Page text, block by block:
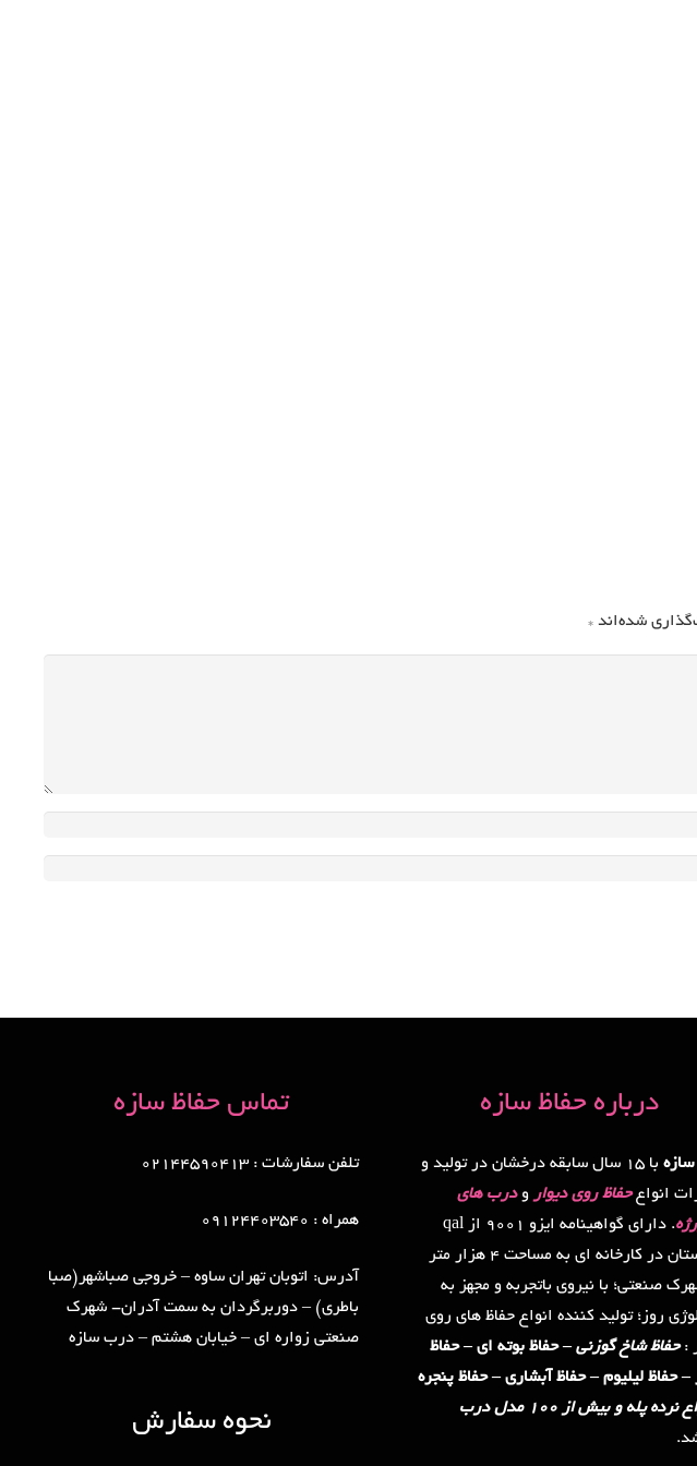
شده‌اند *
درباره حفاظ سازه
سازه
با 15 سال سابقه درخشان در تولید و
انواعحفاظ روی دیوار ودرب های
. دارای گواهینامه ایزو 9001 از qal
انگلستان در کارخانه ای به مساحت 4 هزار متر
صنعتی؛ با نیروی باتجربه و مجهز به
روز؛ تولید کننده انواع حفاظ های روی
:حفاظ شاخ گوزنی– حفاظ بوته ای – حفاظ
– حفاظ لیلیوم – حفاظ آبشاری – حفاظ پنجره
نرده پله و بیش از 100 مدل درب
تماس حفاظ سازه
تلفن سفارشات : 02144590413
همراه : 09124403540
آدرس: اتوبان تهران ساوه – خروجی صباشهر(صبا
باطری) – دوربرگردان به سمت آدران- شهرک
صنعتی زواره ای – خیابان هشتم – درب سازه
نحوه سفارش